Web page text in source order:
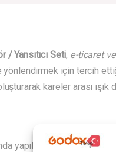
/ Yansıtıcı Seti, e-ticaret
yönlendirmek için tercih
kareler arası ışık
yapılan çekimlerde